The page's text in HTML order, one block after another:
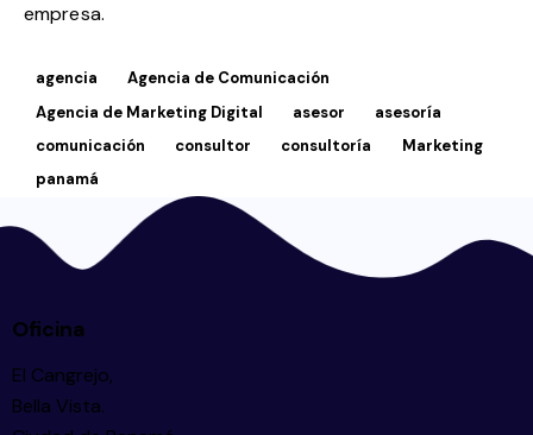
empresa.
agencia
Agencia de Comunicación
Agencia de Marketing Digital
asesor
asesoría
comunicación
consultor consultoría
Marketing
panamá
Oficina
El Cangrejo,
Bella Vista.